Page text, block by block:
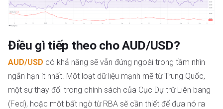
Điều gì tiếp theo cho AUD/USD?
AUD/USD có khả năng sẽ vẫn đứng ngoài trong tầm nhìn
ngắn hạn ít nhất. Một loạt dữ liệu mạnh mẽ từ Trung Quốc,
một sự thay đổi trong chính sách của Cục Dự trữ Liên bang
(Fed), hoặc một bất ngờ từ RBA sẽ cần thiết để đưa nó ra